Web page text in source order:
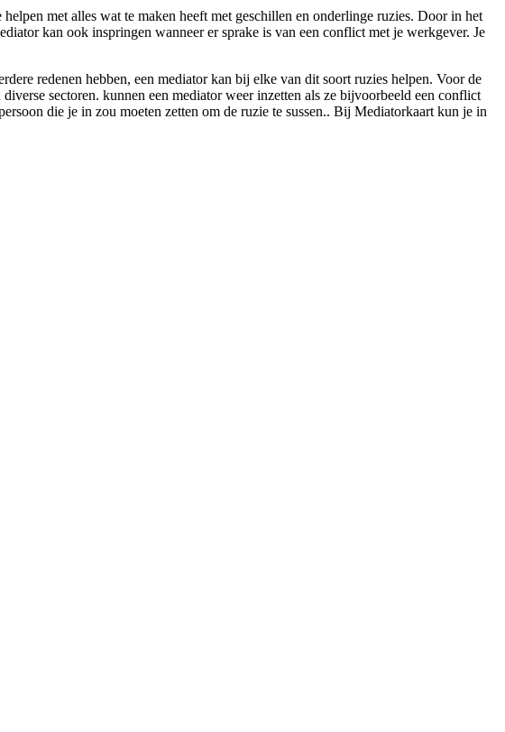
met alles wat te maken heeft met geschillen en onderlinge ruzies. Door in het
kan ook inspringen wanneer er sprake is van een conflict met je werkgever. Je
redenen hebben, een mediator kan bij elke van dit soort ruzies helpen. Voor de
sectoren. kunnen een mediator weer inzetten als ze bijvoorbeeld een conflict
die je in zou moeten zetten om de ruzie te sussen.. Bij Mediatorkaart kun je in